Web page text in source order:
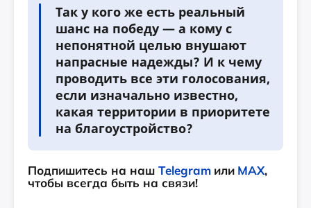
Так у кого же есть реальный
шанс на победу — а кому с
непонятной целью внушают
напрасные надежды? И к чему
проводить все эти голосования,
если изначально известно,
какая территории в приоритете
на благоустройство?
Подпишитесь на наш Telegram или MAX,
чтобы всегда быть на связи!